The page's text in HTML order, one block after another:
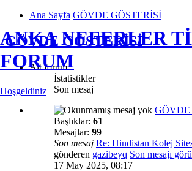
ANKA NEFERLER
FORUM
Hoşgeldiniz
Ana Sayfa GÖVDE GÖSTERİSİ
GÖVDE GÖSTERİSİ
Alt forum
İstatistikler
Son mesaj
GÖVDE
Başlıklar: 61
Mesajlar: 99
Son mesaj Re: Hindistan Kolej
gönderen gazibeyq Son mesajı
17 May 2025, 08:17